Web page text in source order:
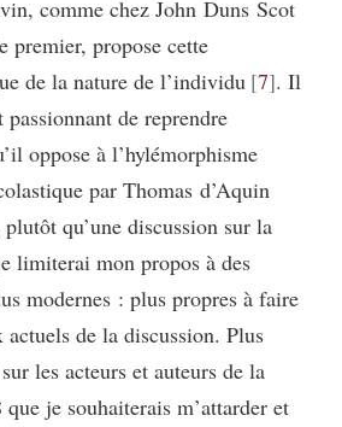
comme chez John Duns Scot
premier, propose cette
de la nature de l’individu 7 . Il
de reprendre
oppose à l’hylémorphisme
par Thomas d’Aquin
qu’une discussion sur la
limiterai mon propos à des
modernes : plus propres à faire
de la discussion. Plus
les acteurs et auteurs de la
je souhaiterais m’attarder et